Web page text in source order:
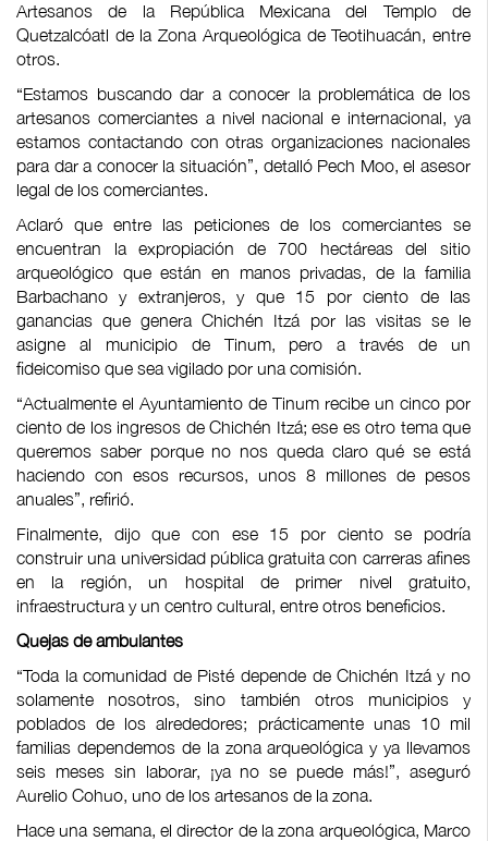
Artesanos de la República Mexicana del Templo de
Quetzalcóatl de la Zona Arqueológica de Teotihuacán, entre
otros.
“Estamos buscando dar a conocer la problemática de los
artesanos comerciantes a nivel nacional e internacional, ya
estamos contactando con otras organizaciones nacionales
para dar a conocer la situación”, detalló Pech Moo, el asesor
legal de los comerciantes.
Aclaró que entre las peticiones de los comerciantes se
encuentran la expropiación de 700 hectáreas del sitio
arqueológico que están en manos privadas, de la familia
Barbachano y extranjeros, y que 15 por ciento de las
ganancias que genera Chichén Itzá por las visitas se le
asigne al municipio de Tinum, pero a través de un
fideicomiso que sea vigilado por una comisión.
“Actualmente el Ayuntamiento de Tinum recibe un cinco por
ciento de los ingresos de Chichén Itzá; ese es otro tema que
queremos saber porque no nos queda claro qué se está
haciendo con esos recursos, unos 8 millones de pesos
anuales”, refirió.
Finalmente, dijo que con ese 15 por ciento se podría
construir una universidad pública gratuita con carreras afines
en la región, un hospital de primer nivel gratuito,
infraestructura y un centro cultural, entre otros beneficios.
Quejas de ambulantes
“Toda la comunidad de Pisté depende de Chichén Itzá y no
solamente nosotros, sino también otros municipios y
poblados de los alrededores; prácticamente unas 10 mil
familias dependemos de la zona arqueológica y ya llevamos
seis meses sin laborar, ¡ya no se puede más!”, aseguró
Aurelio Cohuo, uno de los artesanos de la zona.
Hace una semana, el director de la zona arqueológica, Marco